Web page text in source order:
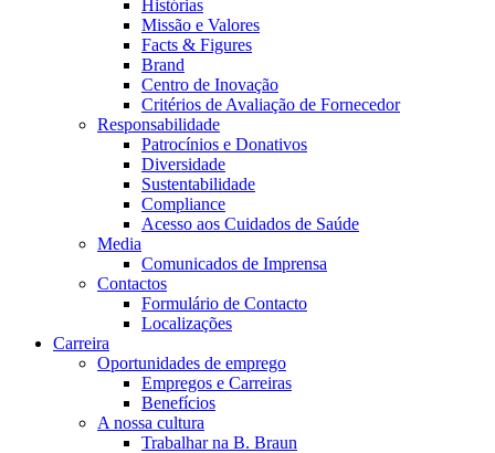
Histórias
Missão e Valores
Facts & Figures
Brand
Centro de Inovação
Critérios de Avaliação de Fornecedor
Responsabilidade
Patrocínios e Donativos
Diversidade
Sustentabilidade
Compliance
Acesso aos Cuidados de Saúde
Media
Comunicados de Imprensa
Contactos
Formulário de Contacto
Localizações
Carreira
Oportunidades de emprego
Empregos e Carreiras
Benefícios
A nossa cultura
Trabalhar na B. Braun